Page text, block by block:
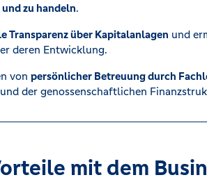
(116 116)
zu handeln.
Transparenz über Kapitalanlagen und
deren Entwicklung.
vonpersönlicher Betreuung durch
und der genossenschaftlichen
mit dem